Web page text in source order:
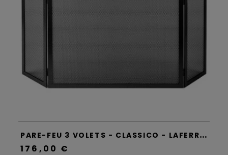
P
ARE-FEU 3 VOLETS - CLASSICO - LAFERROTECNICA
176,00 €